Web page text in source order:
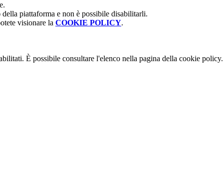
piattaforma e non è possibile disabilitarli.
visionare la COOKIE POLICY.
È possibile consultare l'elenco nella pagina della cookie policy.